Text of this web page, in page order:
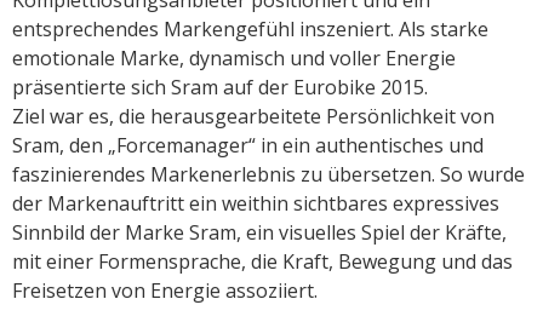
entsprechendes Markengefühl inszeniert. Als starke
emotionale Marke, dynamisch und voller Energie
präsentierte sich Sram auf der Eurobike 2015.
Ziel war es, die herausgearbeitete Persönlichkeit von
Sram, den „Forcemanager“ in ein authentisches und
faszinierendes Markenerlebnis zu übersetzen. So wurde
der Markenauftritt ein weithin sichtbares expressives
Sinnbild der Marke Sram, ein visuelles Spiel der Kräfte,
mit einer Formensprache, die Kraft, Bewegung und das
Freisetzen von Energie assoziiert.